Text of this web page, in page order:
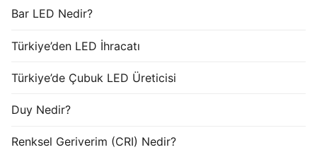
Bar LED Nedir?
Türkiye’den LED İhracatı
Türkiye’de Çubuk LED Üreticisi
Duy Nedir?
Renksel Geriverim (CRI) Nedir?